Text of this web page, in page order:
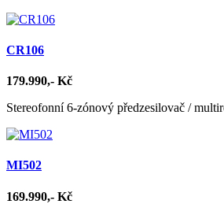
CR106
179.990,- Kč
Stereofonní 6-zónový předzesilovač /
MI502
169.990,- Kč